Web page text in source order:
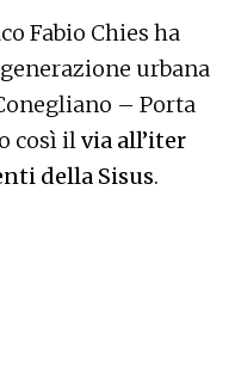
Fabio Chies ha
urbana
– Porta
così ilvia all’iter
della Sisus.